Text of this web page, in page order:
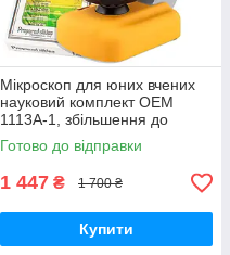
Мікроскоп для юних вчених
науковий комплект OEM
1113A-1, збільшення до
1200х, з мікропрепаратами,
жовтий GoodPlace
Готово до відправки
1 447 ₴ 1 700 ₴
Купити